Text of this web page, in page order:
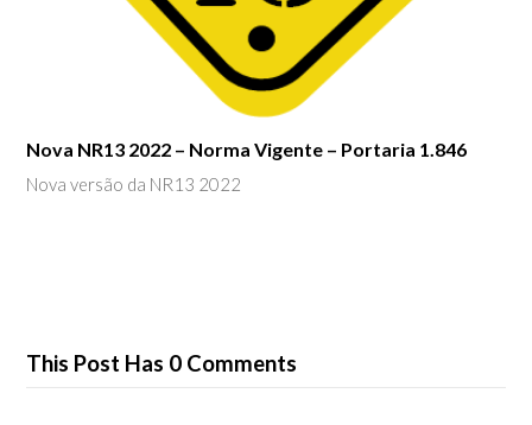
Nova NR13 2022 – Norma Vigente – Portaria 1.846
Nova versão da NR13 2022
This Post Has 0 Comments